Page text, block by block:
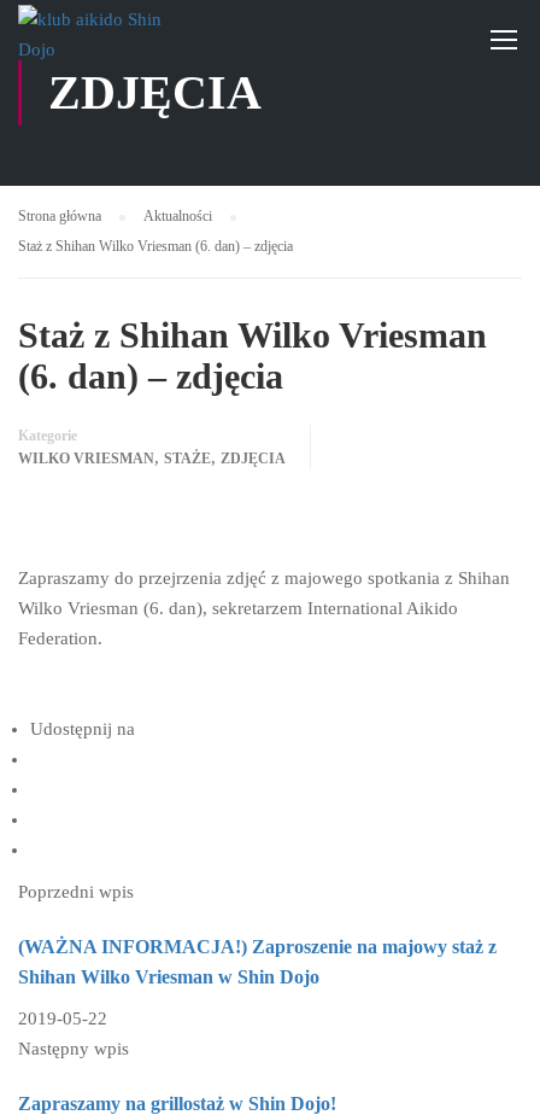
ZDJĘCIA
Strona główna
Aktualności
Staż z Shihan Wilko Vriesman (6. dan) – zdjęcia
Staż z Shihan Wilko Vriesman
(6. dan) – zdjęcia
Kategorie
WILKO VRIESMAN, STAŻE, ZDJĘCIA
Zapraszamy do przejrzenia zdjęć z majowego spotkania z Shihan
Wilko Vriesman (6. dan), sekretarzem International Aikido
Federation.
Udostępnij na
Poprzedni wpis
(WAŻNA INFORMACJA!) Zaproszenie na majowy staż z
Shihan Wilko Vriesman w Shin Dojo
2019-05-22
Następny wpis
Zapraszamy na grillostaż w Shin Dojo!